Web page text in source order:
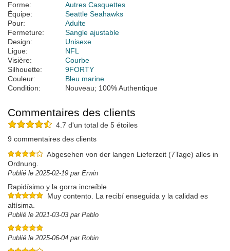
Forme:
Autres Casquettes
Équipe:
Seattle Seahawks
Pour:
Adulte
Fermeture:
Sangle ajustable
Design:
Unisexe
Ligue:
NFL
Visière:
Courbe
Silhouette:
9FORTY
Couleur:
Bleu marine
Condition:
Nouveau; 100% Authentique
Commentaires des clients
4.7 d'un total de 5 étoiles
9 commentaires des clients
Abgesehen von der langen Lieferzeit (7Tage) alles in
Ordnung.
Publié le 2025-02-19 par Erwin
Rapidísimo y la gorra increíble
Muy contento. La recibí enseguida y la calidad es
altísima.
Publié le 2021-03-03 par Pablo
Publié le 2025-06-04 par Robin